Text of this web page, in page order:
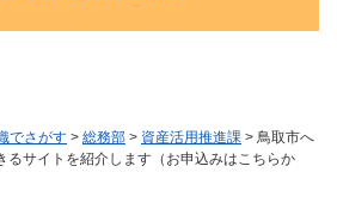
でさがす > 総務部 > 資産活用推進課 > 鳥取市へ
るサイトを紹介します（お申込みはこちらか